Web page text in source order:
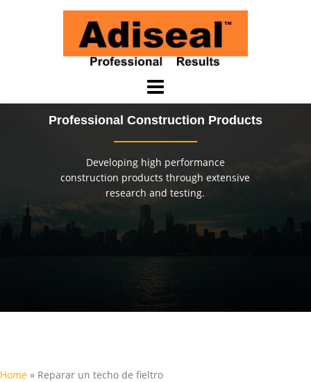
Professional Construction Products
Developing high performance
construction products through extensive
research and testing.
Home » Reparar un techo de fieltro